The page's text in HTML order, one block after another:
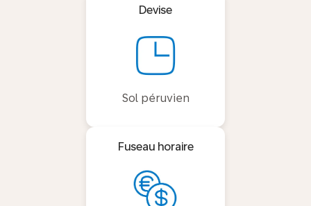
Devise
Sol péruvien
Fuseau horaire